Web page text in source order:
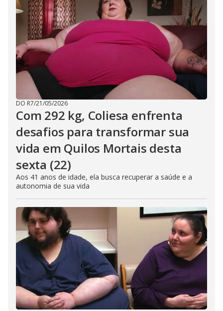
DO R7/21/05/2026
Com 292 kg, Coliesa enfrenta
desafios para transformar sua
vida em Quilos Mortais desta
sexta (22)
Aos 41 anos de idade, ela busca recuperar a saúde e a
autonomia de sua vida